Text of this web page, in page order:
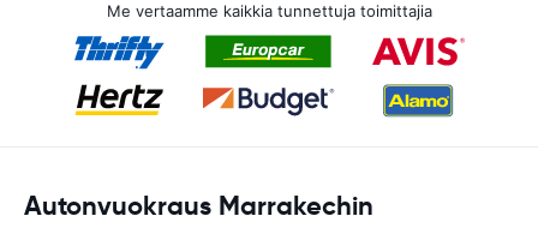
Me vertaamme kaikkia tunnettuja toimittajia
Autonvuokraus Marrakechin